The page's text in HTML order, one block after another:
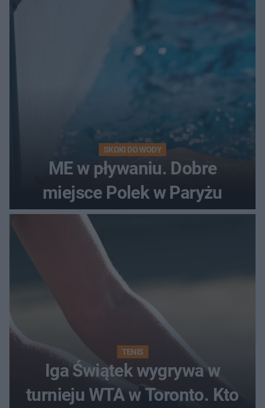
SKOKI DO WODY
ME w pływaniu. Dobre
miejsce Polek w Paryżu
TENIS
Iga Świątek wygrywa w
turnieju WTA w Toronto. Kto